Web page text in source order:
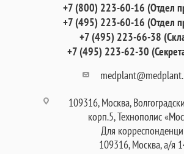
+7 (800) 223-60-16 (Отдел
+7 (495) 223-60-16 (Отдел
+7 (495) 223-66-38
+7 (495) 223-62-30
109316, Москва,
корп.5, Технополис
Для
109316, Москва, а/я